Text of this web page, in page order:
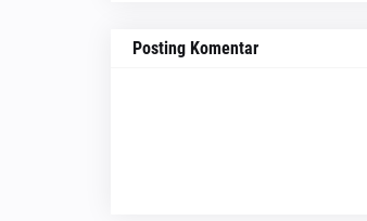
Posting Komentar